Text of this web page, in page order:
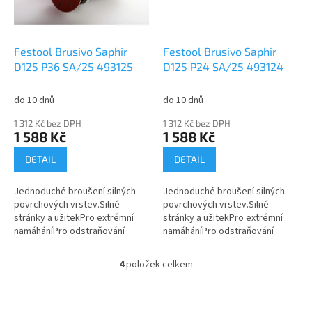
Festool Brusivo Saphir
D125 P36 SA/25 493125
do 10 dnů
1 312 Kč bez DPH
1 588 Kč
DETAIL
Jednoduché broušení silných
povrchových vrstev.Silné
stránky a užitekPro extrémní
namáháníPro odstraňování
Festool Brusivo Saphir
D125 P24 SA/25 493124
do 10 dnů
1 312 Kč bez DPH
1 588 Kč
DETAIL
Jednoduché broušení silných
povrchových vrstev.Silné
stránky a užitekPro extrémní
namáháníPro odstraňování
vrstevVysoce účinné
brusivoStěžejní oblasti...
O
l
4položek celkem